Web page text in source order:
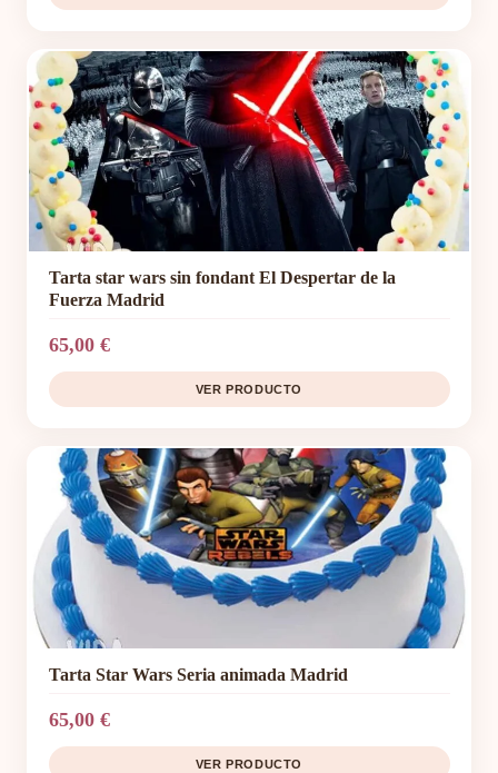
Tarta star wars sin fondant El Despertar de la
Fuerza Madrid
65,00 €
VER PRODUCTO
Tarta Star Wars Seria animada Madrid
65,00 €
VER PRODUCTO